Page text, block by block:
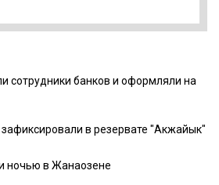
сотрудники банков и оформляли на
в резервате ″Акжайык″
ночью в Жанаозене